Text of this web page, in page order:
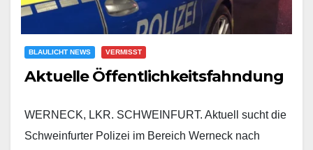
BLAULICHT NEWS VERMISST
Aktuelle Öffentlichkeitsfahndung
WERNECK, LKR. SCHWEINFURT. Aktuell sucht die
Schweinfurter Polizei im Bereich Werneck nach